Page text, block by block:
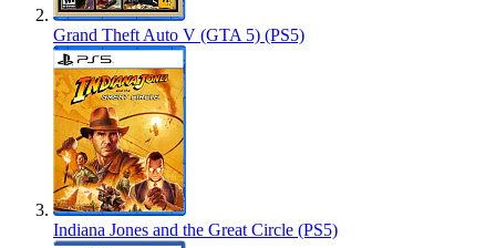
Grand Theft Auto V (GTA 5) (PS5)
Indiana Jones and the Great Circle (PS5)